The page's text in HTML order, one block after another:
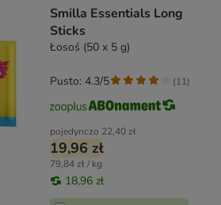
Smilla Essentials Long
Sticks
Łosoś (50 x 5 g)
pojedynczo 22,40 zł
19,96 zł
79,84 zł / kg
18,96 zł
Pusto: 4.3/5 (11)